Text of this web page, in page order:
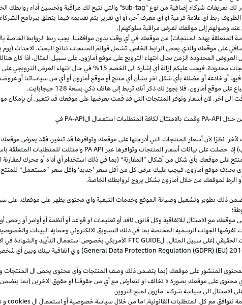
لك تعريفات شركاء إضافية من نوع "sub-tag" والتي تتيح لك مراقبة وتحسين أداء روابطك
ربط أي علامة فرعية أو أي معرف آخر، أو أي تقرير يتم تقديمه فيما يتعلق ببرنامج
وصولهم إلى موقعك لغرض مراقبة سلوكهم).
المتعلقة بهذه المنتجات) من موقعك في أي وقت بدون موافقتنا. يجب ربط الروابط
على موقعك والذي يحص الرابط الخاص. تشمل قوائم المنتجات نتائج البحث، الاحداث
العروض المحدودة الزمن بحال انتهاء الترويج على موقع أمازون. على سبيل المثال، اذا كان
محدودة،فيجب عليكم إزالة أي إشارة الى الخصم 15% في حال انتهاء العرض الترويجي على موقع أمازون.
فيهاأوخادعةأو مضللة بأيشكلآخر بشأنأي منتجأو موقعأمازونأوأي منسياساتناأو
على موقعأمازون،فلا يجوز لكذكرأنك تربطإلىهاتفذكي بسعة جيجابايت.
الى اخر. لان أسعار وتوفر المنتجات التي قد قمت بعرضها على موقعك قد تتغير. أن بإمكان
خلال PA-API وقمت بالامتثال لكافة المتطلبات استعمال ال PA-API
في
نظرًا لأن أسعار المنتجات التي أدرجتها على موقعك وتوافرها قد تتغير، فقد يعرض موقعك
إذا حصلت على بيانات أسعار المنتجات وتوافرها عبر
وامتثلت للمتطلبات المتعلقة
على موقعك بأيشكل منأشكال ”المقارنة“
(بمافيذلك استخدامأيأداةأو محرك لمقارنة
بخلاف موقعأمازون،فيجبعليكعرض كل منأقلسعر ’جديد‘ وأقلسعر ”مستعمل“ للمنتج
الرط لموقعك من خلال أمازون بشكل يروج لروابطك الخاصة.
ذلك تطويروتشغيلوصيانة الموقع وخدمات التبعية واي محتوى يظهر على موقعك. على
مع الامتثال للاتفاقية وكل قانون نافذ أو تعليمات او قواعد أو أنظمة أو أوامر أو رخص
تفرضها الجهات الرسمية المختصة بما في ذلك التسويق الالكتروني وحماية البينات
الحقيقي(على سبيل المثال, الFTC GUIDE الأمريكي بخصوص استعمال التأييد والشهادة في
General Data Protection Regulation (GDPR) (EU)) واي اتفاقية بينك وبين أي
المنشور على موقعك (بما يتضمن ذلك وصف المنتجات وأي محتوى يخص ال المنتجات
على موقعك بصورة لا تخالف او تتعارض مع أي من حقوقنا او حقوق الاخرين (بما يتضمن
الامتثال الى سياسة شركاء امازون لمنع التزوير.
تتوافق مع كل المتطلبات القانونية, اما من خلال سياسة خصوصية أو استعمال الcookiesو